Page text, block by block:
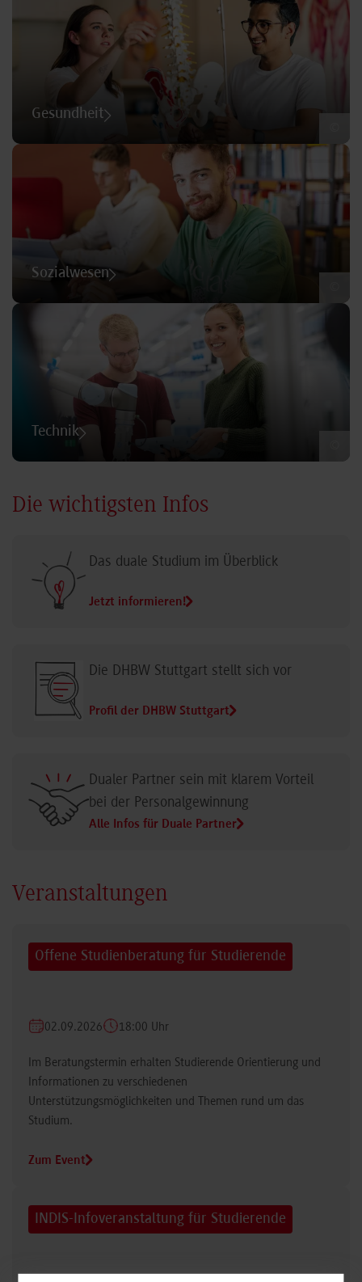
Gesundheit
Sozialwesen
Technik
Die wichtigsten Infos
Das duale Studium im Überblick
Jetzt informieren!
Die DHBW Stuttgart stellt sich vor
Profil der DHBW Stuttgart
Dualer Partner sein mit klarem Vorteil
bei der Personalgewinnung
Alle Infos für Duale Partner
Veranstaltungen
Offene Studienberatung für Studierende
02.09.2026 18:00 Uhr
Im Beratungstermin erhalten Studierende Orientierung und
Informationen zu verschiedenen
Unterstützungsmöglichkeiten und Themen rund um das
Studium.
Zum Event
INDIS-Infoveranstaltung für Studierende